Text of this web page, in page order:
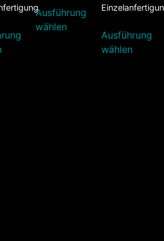
Ausführung
wählen
Ausführung
wählen